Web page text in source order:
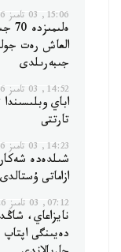
15:06, 03 تامىز 2026
العاش رەت
جىبەرىلدى
14:52, 03 تامىز 2026
اباي
تارتتى
14:23, 03 تامىز 2026
ازاماتى ۇستالدى
07:12, 03 تامىز 2026